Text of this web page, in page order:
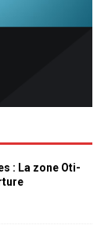
: La zone Oti-